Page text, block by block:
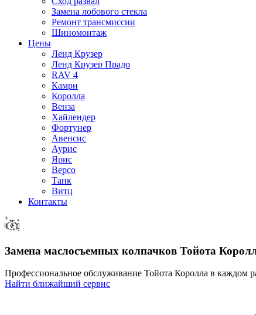
Замена лобового стекла
Ремонт трансмиссии
Шиномонтаж
Цены
Ленд Крузер
Ленд Крузер Прадо
RAV 4
Камри
Королла
Венза
Хайлендер
Фортунер
Авенсис
Аурис
Ярис
Версо
Танк
Витц
Контакты
Замена маслосъемных колпачков Тойота
Профессиональное обслуживание Тойота Королла в каждом
Найти ближайший сервис